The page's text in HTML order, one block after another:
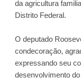
da agricultura
Distrito Federal.
O deputado
condecoração,
expressando seu
desenvolvimento